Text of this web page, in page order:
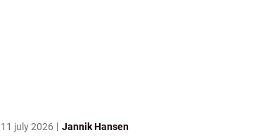
11 july 2026 Jannik Hansen